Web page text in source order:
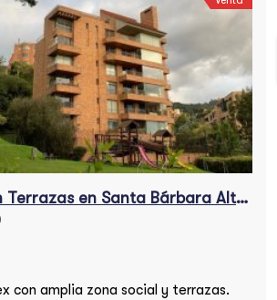
Penthouse con Terrazas en Santa Bárbara Alta en venta
con amplia zona social y terrazas.